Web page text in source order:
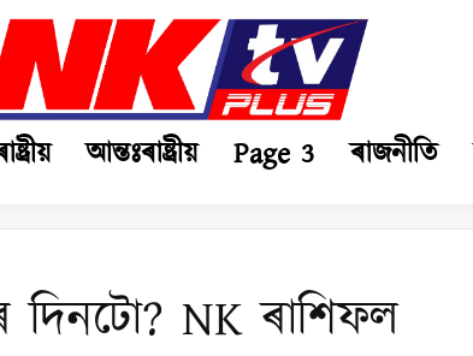
আন্তঃৰাষ্ট্ৰীয় Page 3 ৰাজনীতি
NK ৰাশিফল